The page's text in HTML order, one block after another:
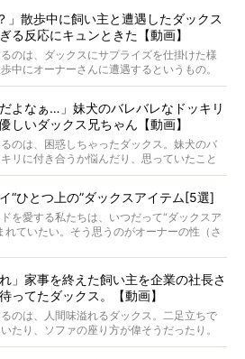
されているラナは、去年の誕生日に小池さん
してもらったハーネスをつけて撮影に参加
。
」散歩中に飼い主と遭遇したダックス
る反応にキュンときた【動画】
のは、ダックスにサプライズを仕掛けた様
中にオーナーさんに遭遇するというもの。
止めたり、すぐに気付いて追いかけたり、
だよなぁ…」妹犬のバレバレなドッキリ
しいダックス兄ちゃん【動画】
のは、困惑しちゃったダックス。妹犬のバ
リに付き合うか悩んだり、思っていたこと
ったり。そんなお悩み全開なダックスの様
“ひとつ上の”ダックスアイテム[5選]
を愛する私たちは、いつだって“ダックスア
れていたい。そう思うのがオーナーの性（さ
れ」家事を終えた飼い主を企業の社長さ
ってたダックス。【動画】
のは、人間味溢れるダックス。二足立ちで
たり、ソファの座り方が偉そうだったり。
しそうなダックスの姿は、もう人間にしか